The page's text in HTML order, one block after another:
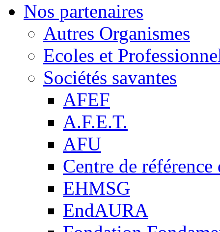
Nos partenaires
Autres Organismes
Ecoles et
Sociétés savantes
AFEF
A.F.E.T.
AFU
Centre de
EHMSG
EndAURA